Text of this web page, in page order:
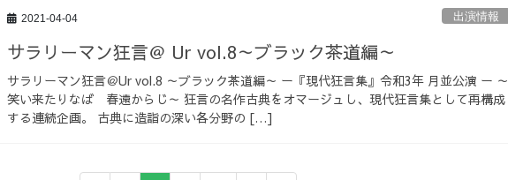
2021-04-04 出演情報
サラリーマン狂言＠ Ur vol.8～ブラック茶道編～
サラリーマン狂言＠Ur vol.8 ～ブラック茶道編～ ー『現代狂言集』令和3年 月並公演 ー ～
笑い来たりなば 春遠からじ～ 狂言の名作古典をオマージュし、現代狂言集として再構成
する連続企画。 古典に造詣の深い各分野の […]